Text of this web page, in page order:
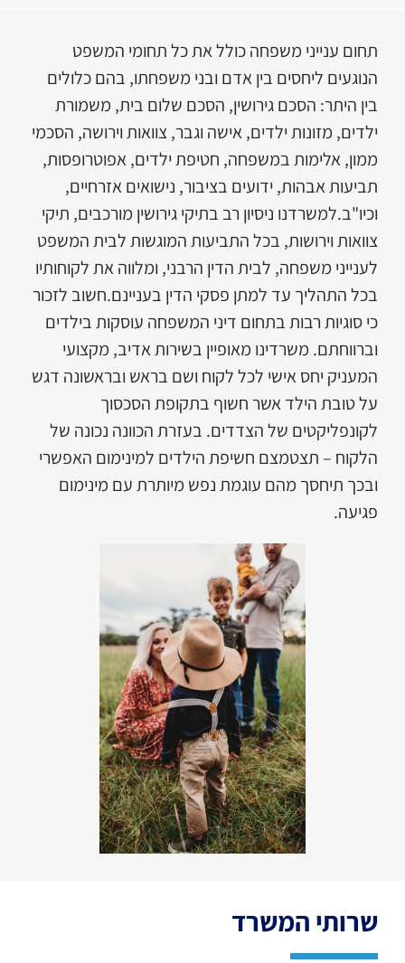
תחום ענייני משפחה כולל את כל תחומי המשפט
הנוגעים ליחסים בין אדם ובני משפחתו, בהם כלולים
בין היתר: הסכם גירושין, הסכם שלום בית, משמורת
ילדים, מזונות ילדים, אישה וגבר, צוואות וירושה, הסכמי
ממון, אלימות במשפחה, חטיפת ילדים, אפוטרופסות,
תביעות אבהות, ידועים בציבור, נישואים אזרחיים,
וכיו"ב.למשרדנו ניסיון רב בתיקי גירושין מורכבים, תיקי
צוואות וירושות, בכל התביעות המוגשות לבית המשפט
לענייני משפחה, לבית הדין הרבני, ומלווה את לקוחותיו
בכל התהליך עד למתן פסקי הדין בעניינם.חשוב לזכור
כי סוגיות רבות בתחום דיני המשפחה עוסקות בילדים
וברווחתם. משרדינו מאופיין בשירות אדיב, מקצועי
המעניק יחס אישי לכל לקוח ושם בראש ובראשונה דגש
על טובת הילד אשר חשוף בתקופת הסכסוך
לקונפליקטים של הצדדים. בעזרת הכוונה נכונה של
הלקוח – תצטמצם חשיפת הילדים למינימום האפשרי
ובכך תיחסך מהם עוגמת נפש מיותרת עם מינימום
פגיעה.
שרותי המשרד